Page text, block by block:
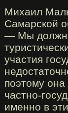
Михаил
Самарской
— Мы
участия
поэтому
частно-
именно в